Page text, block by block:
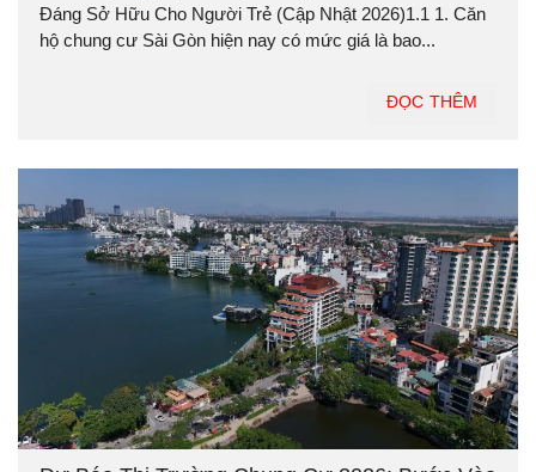
Đáng Sở Hữu Cho Người Trẻ (Cập Nhật 2026)1.1 1. Căn
hộ chung cư Sài Gòn hiện nay có mức giá là bao...
ĐỌC THÊM